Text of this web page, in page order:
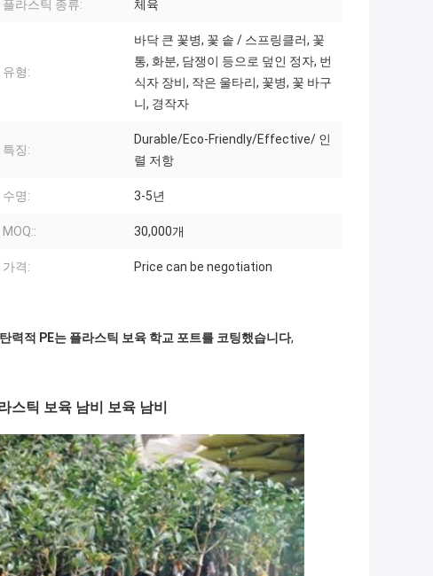
플라스틱 종류: 체육
유형:
바닥 큰 꽃병, 꽃 솥 / 스프링클러, 꽃
통, 화분, 담쟁이 등으로 덮인 정자, 번
식자 장비, 작은 울타리, 꽃병, 꽃 바구
니, 경작자
특징:
Durable/Eco-Friendly/Effective/ 인
렬 저항
수명: 3-5년
MOQ:: 30,000개
가격: Price can be negotiation
탄력적 PE는 플라스틱 보육 학교 포트를 코팅했습니다,
스틱 보육 남비 보육 남비